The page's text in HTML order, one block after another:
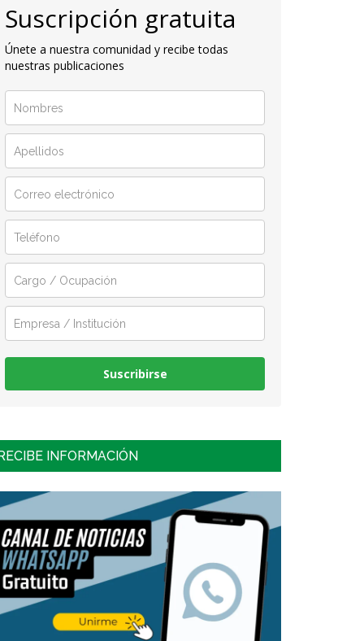
Suscripción gratuita
Únete a nuestra comunidad y recibe todas
nuestras publicaciones
Suscribirse
INFORMACIÓN